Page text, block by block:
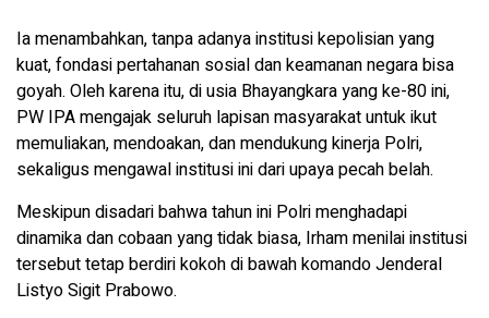
Ia menambahkan, tanpa adanya institusi kepolisian yang
kuat, fondasi pertahanan sosial dan keamanan negara bisa
goyah. Oleh karena itu, di usia Bhayangkara yang ke-80 ini,
PW IPA mengajak seluruh lapisan masyarakat untuk ikut
memuliakan, mendoakan, dan mendukung kinerja Polri,
sekaligus mengawal institusi ini dari upaya pecah belah.
Meskipun disadari bahwa tahun ini Polri menghadapi
dinamika dan cobaan yang tidak biasa, Irham menilai institusi
tersebut tetap berdiri kokoh di bawah komando Jenderal
Listyo Sigit Prabowo.